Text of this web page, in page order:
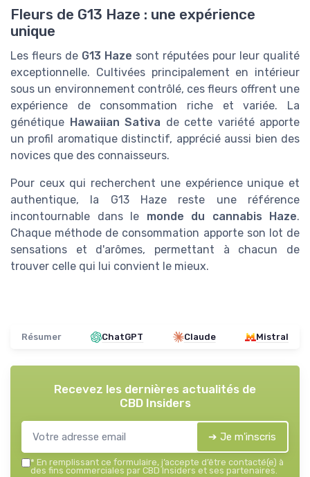
Fleurs de G13 Haze : une expérience
unique
Les fleurs de G13 Haze sont réputées pour leur qualité
exceptionnelle. Cultivées principalement en intérieur
sous un environnement contrôlé, ces fleurs offrent une
expérience de consommation riche et variée. La
génétique Hawaiian Sativa de cette variété apporte
un profil aromatique distinctif, apprécié aussi bien des
novices que des connaisseurs.
Pour ceux qui recherchent une expérience unique et
authentique, la G13 Haze reste une référence
incontournable dans le monde du cannabis Haze.
Chaque méthode de consommation apporte son lot de
sensations et d'arômes, permettant à chacun de
trouver celle qui lui convient le mieux.
Résumer ChatGPT Claude Mistral
Recevez les dernières actualités de
CBD Insiders
➔ Je m'inscris
* En remplissant ce formulaire, j’accepte d’être contacté(e) à
des fins commerciales par CBD Insiders et ses partenaires.